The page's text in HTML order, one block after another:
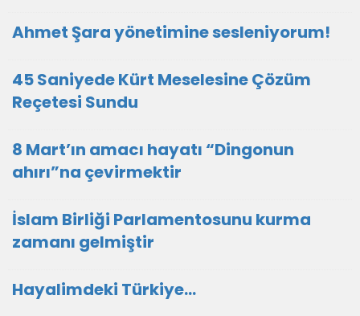
Ahmet Şara yönetimine sesleniyorum!
45 Saniyede Kürt Meselesine Çözüm
Reçetesi Sundu
8 Mart’ın amacı hayatı “Dingonun
ahırı”na çevirmektir
İslam Birliği Parlamentosunu kurma
zamanı gelmiştir
Hayalimdeki Türkiye…